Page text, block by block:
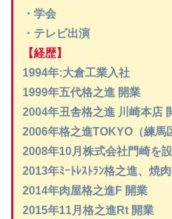
・学会
・テレビ出演
【経歴】
1994年:大倉工業入社
1999年五代格之進 開業
2004年丑舎格之進 川崎本店
2006年格之進TOKYO（練馬
2008年10月株式会社門崎を
2013年ﾐｰﾄﾚｽﾄﾗﾝ格之進、焼
2014年肉屋格之進F 開業
2015年11月格之進Rt 開業